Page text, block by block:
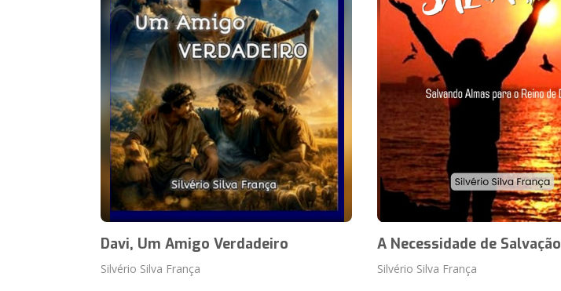
Davi, Um Amigo Verdadeiro
Silvério Silva França
A Necessidade de Salvação
Silvério Silva França